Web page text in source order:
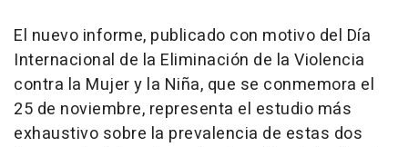
El nuevo informe, publicado con motivo del Día
Internacional de la Eliminación de la Violencia
contra la Mujer y la Niña, que se conmemora el
25 de noviembre, representa el estudio más
exhaustivo sobre la prevalencia de estas dos